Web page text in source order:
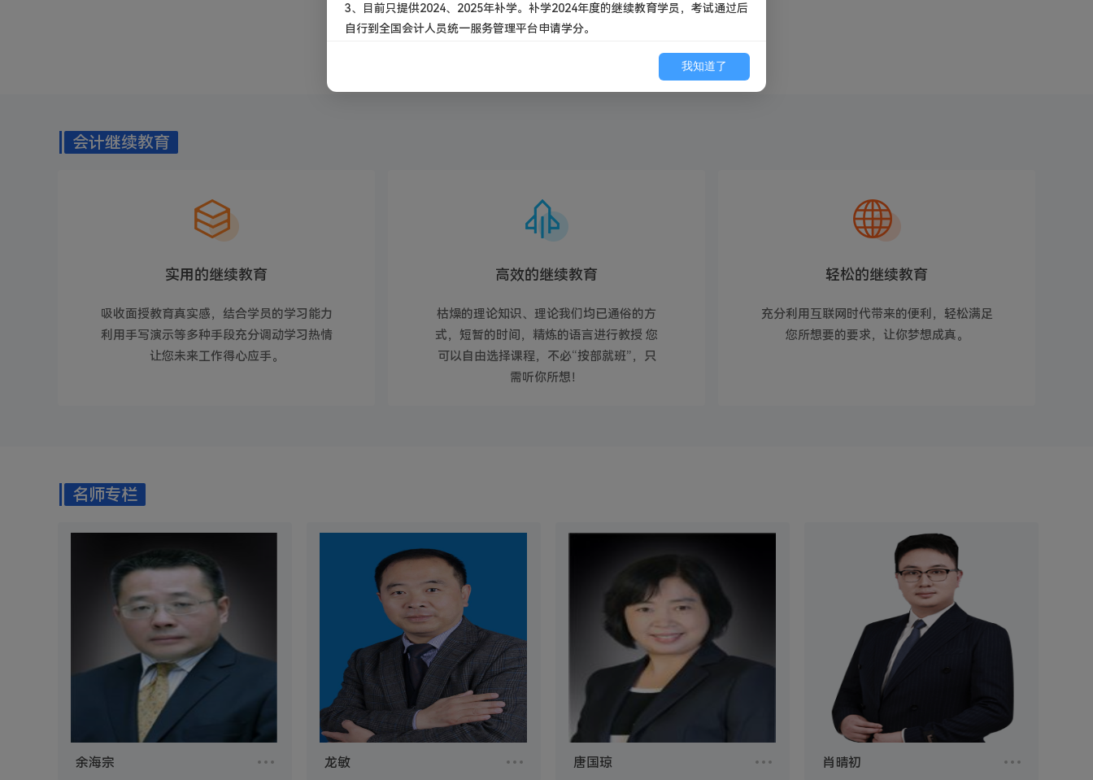
3、目前只提供2024、2025年补学。补学2024年度的继续教育学员，考试通过后
自行到全国会计人员统一服务管理平台申请学分。
我知道了
查看更多
会计继续教育
实用的继续教育
吸收面授教育真实感，结合学员的学习能力
利用手写演示等多种手段充分调动学习热情
让您未来工作得心应手。
高效的继续教育
枯燥的理论知识、理论我们均已通俗的方
式，短暂的时间，精炼的语言进行教授 您
可以自由选择课程，不必“按部就班”，只
需听你所想！
轻松的继续教育
充分利用互联网时代带来的便利，轻松满足
您所想要的要求，让你梦想成真。
名师专栏
余海宗
余海宗
龙敏
龙敏
唐国琼
唐国琼
肖晴初
肖晴初